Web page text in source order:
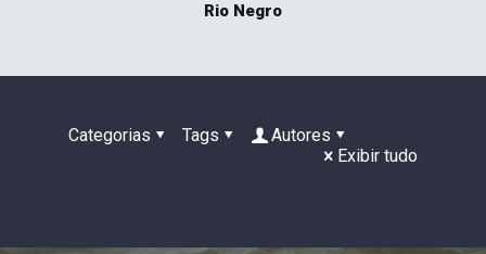
Rio Negro
Categorias Tags
Autores
Exibir tudo